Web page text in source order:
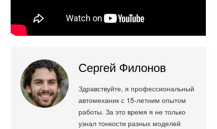
Сергей Филонов
Здравствуйте, я профессиональный
автомеханик с 15-летним опытом
работы. За это время я не только
узнал тонкости разных моделей